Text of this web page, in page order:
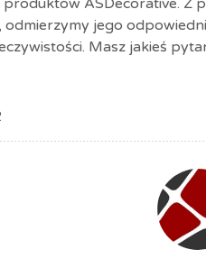
odmierzymy jego
Masz jakieś